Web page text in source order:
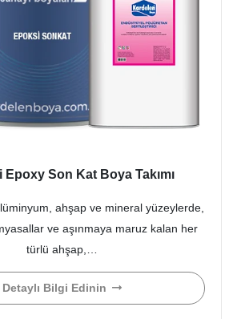
Son Kat Boya Takımı
ahşap ve mineral yüzeylerde,
ve aşınmaya maruz kalan her
türlü ahşap,…
Detaylı Bilgi Edinin